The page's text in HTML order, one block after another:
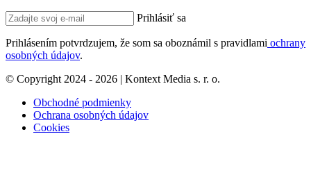
Prihlásiť sa
Prihlásením potvrdzujem, že som sa oboznámil s pravidlami ochrany
osobných údajov.
© Copyright 2024 - 2026 | Kontext Media s. r. o.
Obchodné podmienky
Ochrana osobných údajov
Cookies